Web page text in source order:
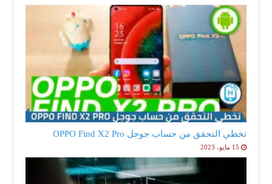
تخطي التحقق من حساب جوجل OPPO Find X2 Pro
15 مايو، 2023